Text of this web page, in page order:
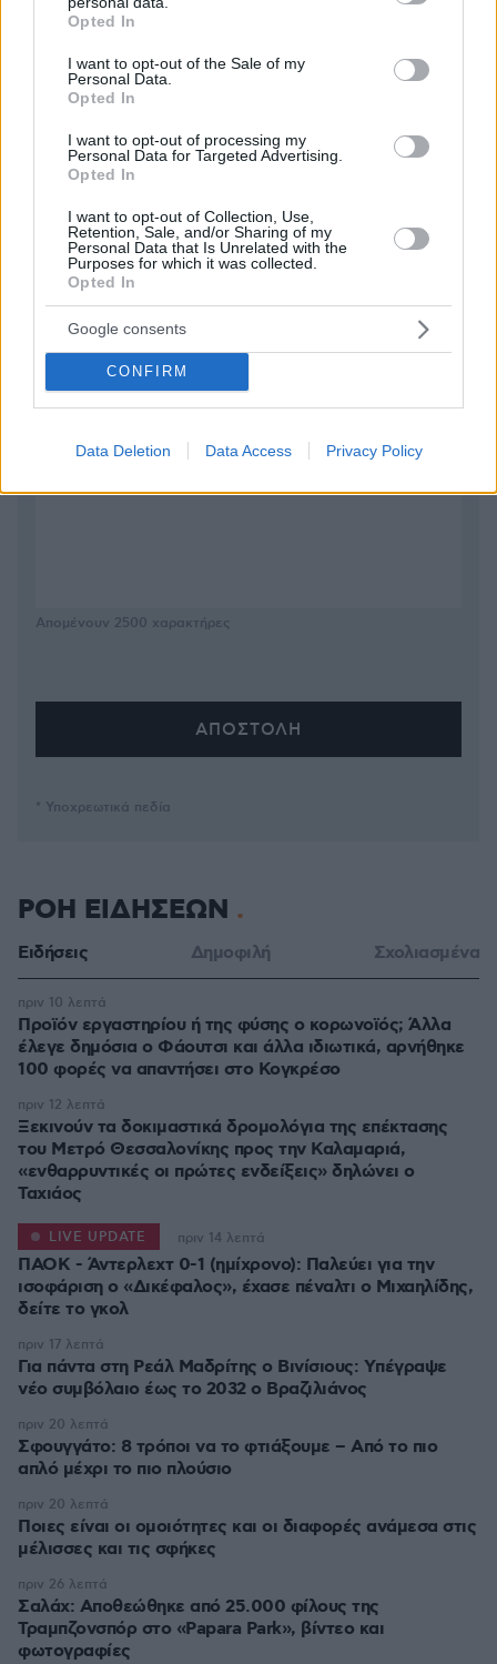
grant or deny consent to Google and its third-party tags to
use your data for below specified purposes in below Google
consent section.
Opted In
I want to opt-out of the Sale of my
Personal Data.
Opted In
I want to opt-out of processing my
Personal Data for Targeted Advertising.
Opted In
I want to opt-out of Collection, Use,
Retention, Sale, and/or Sharing of my
Personal Data that Is Unrelated with the
Purposes for which it was collected.
Opted In
Google consents
CONFIRM
Data Deletion Data Access Privacy Policy
ΦΟΡΤΩΣΗ ΠΕΡΙΣΣΟΤΕΡΩΝ ΣΧΟΛΙΩΝ
ΠΡΟΣΘΗΚΗ ΣΧΟΛΙΟΥ
ΌΝΟΜΑ *
EMAIL
ΣΧΌΛΙΟ *
Απομένουν 2500 χαρακτήρες
* Υποχρεωτικά πεδία
ΡΟΗ ΕΙΔΗΣΕΩΝ
Ειδήσεις Δημοφιλή Σχολιασμένα
Προϊόν εργαστηρίου ή της φύσης ο κορωνοϊός; Άλλα
έλεγε δημόσια ο Φάουτσι και άλλα ιδιωτικά, αρνήθηκε
100 φορές να απαντήσει στο Κογκρέσο
πριν 10 λεπτά
Ξεκινούν τα δοκιμαστικά δρομολόγια της επέκτασης
του Μετρό Θεσσαλονίκης προς την Καλαμαριά,
«ενθαρρυντικές οι πρώτες ενδείξεις» δηλώνει ο
Ταχιάος
πριν 12 λεπτά
ΠΑΟΚ - Άντερλεχτ 0-1 (ημίχρονο): Παλεύει για την
ισοφάριση ο «Δικέφαλος», έχασε πέναλτι ο Μιχαηλίδης,
LIVE UPDATE πριν 14 λεπτά
Για πάντα στη Ρεάλ Μαδρίτης ο Βινίσιους: Yπέγραψε
νέο συμβόλαιο έως το 2032 ο Βραζιλιάνος
πριν 17 λεπτά
Σφουγγάτο: 8 τρόποι να το φτιάξουμε – Από το πιο
απλό μέχρι το πιο πλούσιο
πριν 20 λεπτά
Ποιες είναι οι ομοιότητες και οι διαφορές ανάμεσα στις
μέλισσες και τις σφήκες
πριν 20 λεπτά
Σαλάχ: Αποθεώθηκε από 25.000 φίλους της
Τραμπζονσπόρ στο «Papara Park», βίντεο και
φωτογραφίες
πριν 26 λεπτά